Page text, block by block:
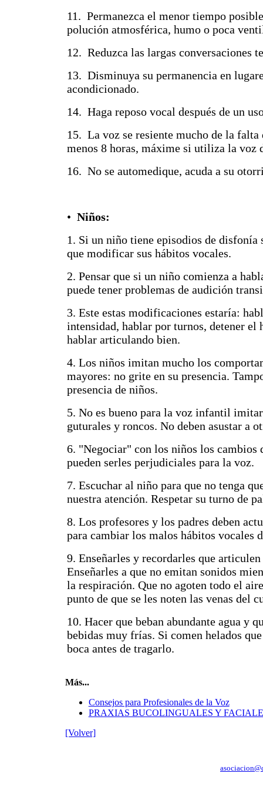
11. Permanezca el menor tiempo
polución atmosférica, humo o poca
12. Reduzca las largas conversaciones
13. Disminuya su permanencia en
acondicionado.
14. Haga reposo vocal después de un
15. La voz se resiente mucho de la falta
menos 8 horas, máxime si utiliza la voz
16. No se automedique, acuda a su
• Niños:
1. Si un niño tiene episodios de disfonía
que modificar sus hábitos vocales.
2. Pensar que si un niño comienza a
puede tener problemas de audición
3. Este estas modificaciones estaría:
intensidad, hablar por turnos, detener el
hablar articulando bien.
4. Los niños imitan mucho los
mayores: no grite en su presencia.
presencia de niños.
5. No es bueno para la voz infantil
guturales y roncos. No deben asustar a
6. "Negociar" con los niños los cambios
pueden serles perjudiciales para la voz.
7. Escuchar al niño para que no tenga
nuestra atención. Respetar su turno de
8. Los profesores y los padres deben
para cambiar los malos hábitos vocales
9. Enseñarles y recordarles que
Enseñarles a que no emitan sonidos
la respiración. Que no agoten todo el
punto de que se les noten las venas del
10. Hacer que beban abundante agua y
bebidas muy frías. Si comen helados
boca antes de tragarlo.
Más...
Consejos para Profesionales de la Voz
PRAXIAS BUCOLINGUALES Y
[Volver]